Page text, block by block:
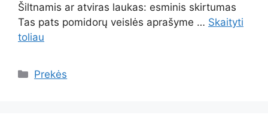
Šiltnamis ar atviras laukas: esminis skirtumas
Tas pats pomidorų veislės aprašyme … Skaityti
toliau
Kategorijos
Prekės